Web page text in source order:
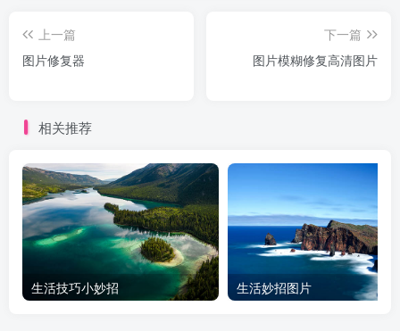
上一篇
图片修复器
下一篇
图片模糊修复高清图片
相关推荐
生活技巧小妙招 生活妙招图片